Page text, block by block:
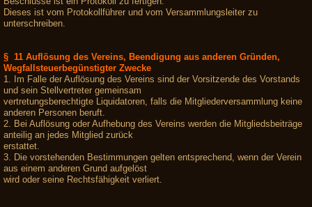
Dieses ist vom Protokollführer und vom Versammlungsleiter zu
unterschreiben.
§ 11 Auflösung des Vereins, Beendigung aus anderen Gründen,
Wegfallsteuerbegünstigter Zwecke
1. Im Falle der Auflösung des Vereins sind der Vorsitzende des Vorstands
und sein Stellvertreter gemeinsam
vertretungsberechtigte Liquidatoren, falls die Mitgliederversammlung keine
anderen Personen beruft.
2. Bei Auflösung oder Aufhebung des Vereins werden die Mitgliedsbeiträge
anteilig an jedes Mitglied zurück
erstattet.
3. Die vorstehenden Bestimmungen gelten entsprechend, wenn der Verein
aus einem anderen Grund aufgelöst
wird oder seine Rechtsfähigkeit verliert.